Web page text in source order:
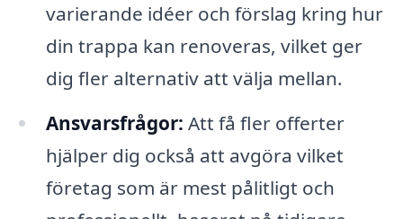
varierande idéer och förslag kring hur
din trappa kan renoveras, vilket ger
dig fler alternativ att välja mellan.
Ansvarsfrågor: Att få fler offerter
hjälper dig också att avgöra vilket
företag som är mest pålitligt och